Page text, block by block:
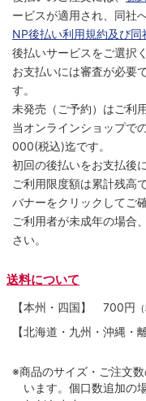
ービスが適用され、同社
NP後払い利用規約及び
後払いサービスをご選択
お支払いには審査が必要
す。
未発売（ご予約）はご利
当オンラインショップで
000(税込)迄です。
初回の後払いをお支払後
ご利用限度額は累計残高
バナーをクリックしてご
ご利用者が未成年の場合
さい。
送料について
【本州・四国】 700円
【北海道・九州・沖縄・
※商品のサイズ・ご注文
います。個口数追加の